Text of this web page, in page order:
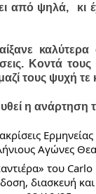
από ψηλά, κι
Κοντά
τους ψυχή τε
η ανάρτηση
Αγώνες
του
διασκευή